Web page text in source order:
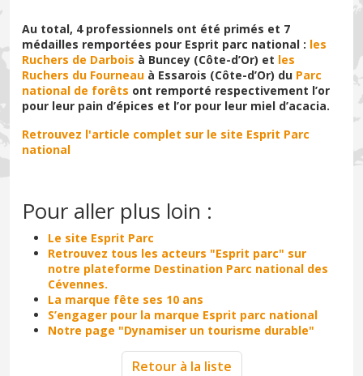
Au total, 4 professionnels ont été primés et 7
médailles remportées pour Esprit parc national : les
Ruchers de Darbois à Buncey (Côte-d’Or) et les
Ruchers du Fourneau à Essarois (Côte-d’Or) du Parc
national de forêts ont remporté respectivement l’or
pour leur pain d’épices et l’or pour leur miel d’acacia.
Retrouvez l'article complet sur le site Esprit Parc
national
Pour aller plus loin :
Le site Esprit Parc
Retrouvez tous les acteurs "Esprit parc" sur
notre plateforme Destination Parc national des
Cévennes.
La marque fête ses 10 ans
S’engager pour la marque Esprit parc national
Notre page "Dynamiser un tourisme durable"
Retour à la liste